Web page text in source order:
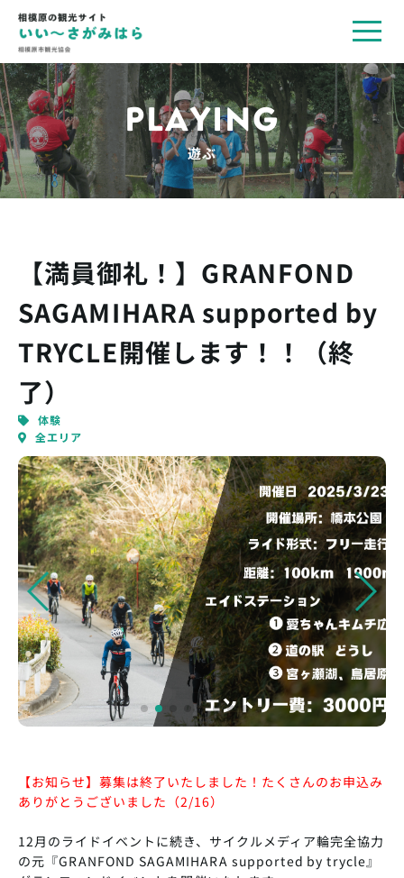
PLAYING
遊ぶ
【満員御礼！】GRANFOND
SAGAMIHARA supported by
TRYCLE開催します！！（終
了）
体験
全エリア
【お知らせ】募集は終了いたしました！たくさんのお申込み
ありがとうございました（2/16）
12月のライドイベントに続き、サイクルメディア輪完全協力
の元『GRANFOND SAGAMIHARA supported by trycle』